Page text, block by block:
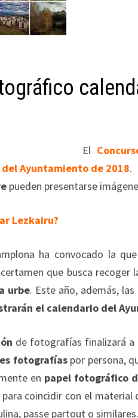
El
Ayuntamiento de 2018.
pueden presentarse
Lezkairu?
ha convocado la
que busca recoger
urbe. Este año, además,
el calendario del
de fotografías finalizará a
fotografíaspor persona,
en papel fotográfico
coincidir con el
passe partout o similares.